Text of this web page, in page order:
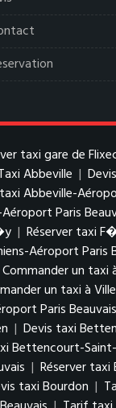
taxi gare de
Abbeville |
Abbeville-
Paris
| Réserver taxi
Aéroport Paris
Commander un taxi
un taxi à
Paris Beauvais
| Devis taxi
Bettencourt-
| Réserver
taxi Bourdon |